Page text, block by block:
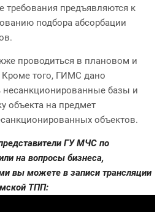
требования предъявляются к
подбора абсорбации
проводиться в плановом и
того, ГИМС дано
базы и
объекта на предмет
объектов.
ГУ МЧС по
на вопросы бизнеса,
вы можете в записи трансляции
ТПП: